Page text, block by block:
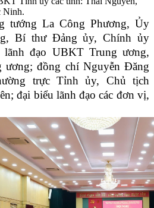
Ninh.
tướng La Công Phương, Ủy
Bí thư Đảng ủy, Chính ủy
đạo UBKT Trung ương,
đồng chí Nguyễn Đăng
trực Tỉnh ủy, Chủ tịch
đại biểu lãnh đạo các đơn vị,